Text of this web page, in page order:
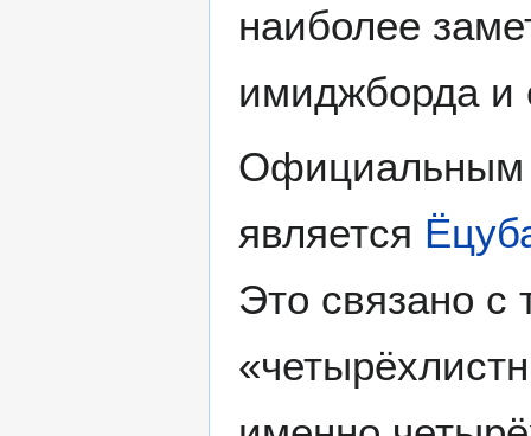
наиболее
имиджборда и
Официальным
является
Это связано с